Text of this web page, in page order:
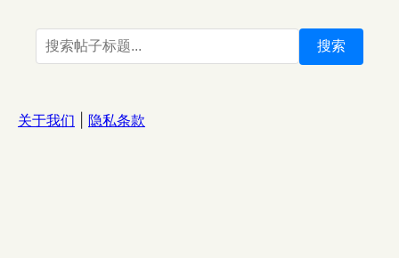
搜索
关于我们 隐私条款